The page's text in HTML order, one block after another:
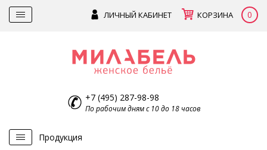
ЛИЧНЫЙ КАБИНЕТ КОРЗИНА 0
+7 (495) 287-98-98
По рабочим дням с 10 до 18 часов
Продукция